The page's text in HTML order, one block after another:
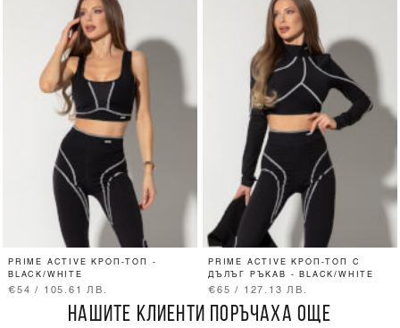
PRIME ACTIVE КРОП-ТОП -
BLACK/WHITE
€54 / 105.61 ЛВ.
PRIME ACTIVE КРОП-ТОП С
ДЪЛЪГ РЪКАВ - BLACK/WHITE
€65 / 127.13 ЛВ.
НАШИТЕ КЛИЕНТИ ПОРЪЧАХА ОЩЕ